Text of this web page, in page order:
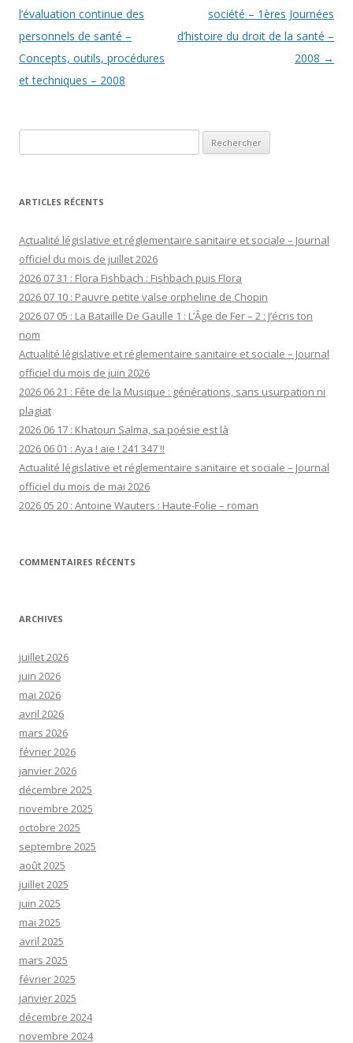
des
articles
l’évaluation continue des
personnels de santé –
Concepts, outils, procédures
et techniques – 2008
société – 1ères Journées
d’histoire du droit de la santé –
2008 →
ARTICLES RÉCENTS
Actualité législative et réglementaire sanitaire et sociale – Journal
officiel du mois de juillet 2026
2026 07 31 : Flora Fishbach : Fishbach puis Flora
2026 07 10 : Pauvre petite valse orpheline de Chopin
2026 07 05 : La Bataille De Gaulle 1 : L’Âge de Fer – 2 : J’écris ton
nom
Actualité législative et réglementaire sanitaire et sociale – Journal
officiel du mois de juin 2026
2026 06 21 : Fête de la Musique : générations, sans usurpation ni
plagiat
2026 06 17 : Khatoun Salma, sa poésie est là
2026 06 01 : Aya ! aïe ! 241 347 !!
Actualité législative et réglementaire sanitaire et sociale – Journal
officiel du mois de mai 2026
2026 05 20 : Antoine Wauters : Haute-Folie – roman
COMMENTAIRES RÉCENTS
ARCHIVES
juillet 2026
juin 2026
mai 2026
avril 2026
mars 2026
février 2026
janvier 2026
décembre 2025
novembre 2025
octobre 2025
septembre 2025
août 2025
juillet 2025
juin 2025
mai 2025
avril 2025
mars 2025
février 2025
janvier 2025
décembre 2024
novembre 2024